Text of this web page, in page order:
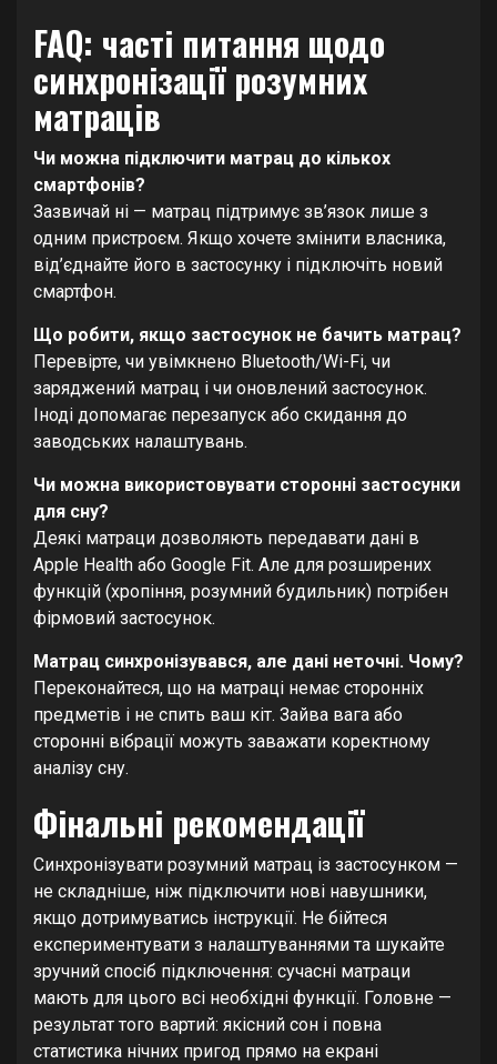
FAQ: часті питання щодо
синхронізації розумних
матраців
Чи можна підключити матрац до кількох
смартфонів?
Зазвичай ні — матрац підтримує зв’язок лише з
одним пристроєм. Якщо хочете змінити власника,
від’єднайте його в застосунку і підключіть новий
смартфон.
Що робити, якщо застосунок не бачить матрац?
Перевірте, чи увімкнено Bluetooth/Wi-Fi, чи
заряджений матрац і чи оновлений застосунок.
Іноді допомагає перезапуск або скидання до
заводських налаштувань.
Чи можна використовувати сторонні застосунки
для сну?
Деякі матраци дозволяють передавати дані в
Apple Health або Google Fit. Але для розширених
функцій (хропіння, розумний будильник) потрібен
фірмовий застосунок.
Матрац синхронізувався, але дані неточні. Чому?
Переконайтеся, що на матраці немає сторонніх
предметів і не спить ваш кіт. Зайва вага або
сторонні вібрації можуть заважати коректному
аналізу сну.
Фінальні рекомендації
Синхронізувати розумний матрац із застосунком —
не складніше, ніж підключити нові навушники,
якщо дотримуватись інструкції. Не бійтеся
експериментувати з налаштуваннями та шукайте
зручний спосіб підключення: сучасні матраци
мають для цього всі необхідні функції. Головне —
результат того вартий: якісний сон і повна
статистика нічних пригод прямо на екрані